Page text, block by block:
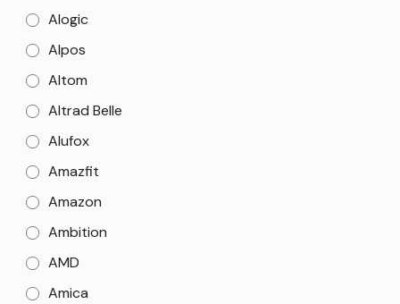
Alogic
Alpos
Altom
Altrad Belle
Alufox
Amazfit
Amazon
Ambition
AMD
Amica